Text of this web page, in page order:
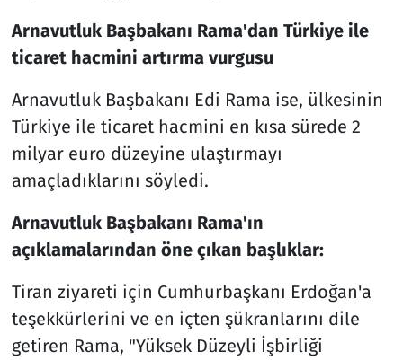
Arnavutluk Başbakanı Rama'dan Türkiye ile
ticaret hacmini artırma vurgusu
Arnavutluk Başbakanı Edi Rama ise, ülkesinin
Türkiye ile ticaret hacmini en kısa sürede 2
milyar euro düzeyine ulaştırmayı
amaçladıklarını söyledi.
Arnavutluk Başbakanı Rama'ın
açıklamalarından öne çıkan başlıklar:
Tiran ziyareti için Cumhurbaşkanı Erdoğan'a
teşekkürlerini ve en içten şükranlarını dile
getiren Rama, "Yüksek Düzeyli İşbirliği